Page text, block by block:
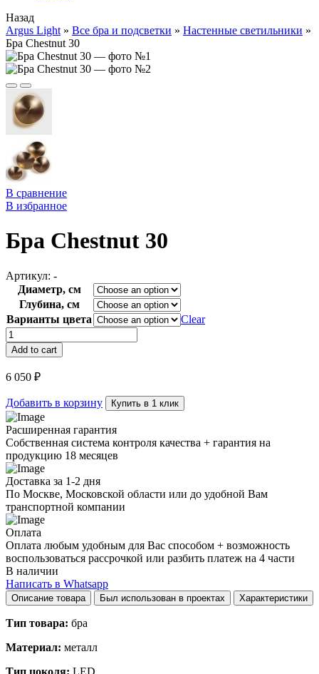
Назад
Argus Light » Все бра и подсветки » Настенные светильники »
Бра Chestnut 30
В сравнение
В избранное
Бра Chestnut 30
Артикул: -
Диаметр, см
Глубина, см
Варианты цвета
Clear
Бра
Chestnut
30
quantity
Add to cart
6 050 ₽
Добавить в корзину Купить в 1 клик
Расширенная гарантия
Собственная система контроля качества + гарантия на
продукцию 18 месяцев
Доставка за 1-2 дня
По Москве, Московской области или до удобной Вам
транспортной компании
Оплата
Оплата любым удобным для Вас способом + возможность
воспользоваться рассрочкой или разбить платеж на 4 части
В наличии
Написать в Whatsapp
Описание товара Был использован в проектах Характеристики
Тип товара: бра
Материал: металл
Тип цоколя: LED